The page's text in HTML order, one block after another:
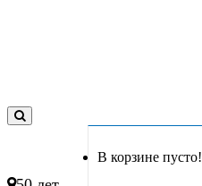
В корзине пусто!